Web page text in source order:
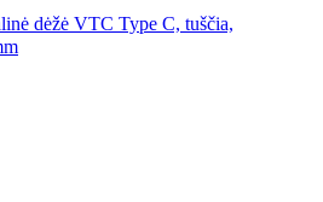
dėžė VTC Type C, tuščia,